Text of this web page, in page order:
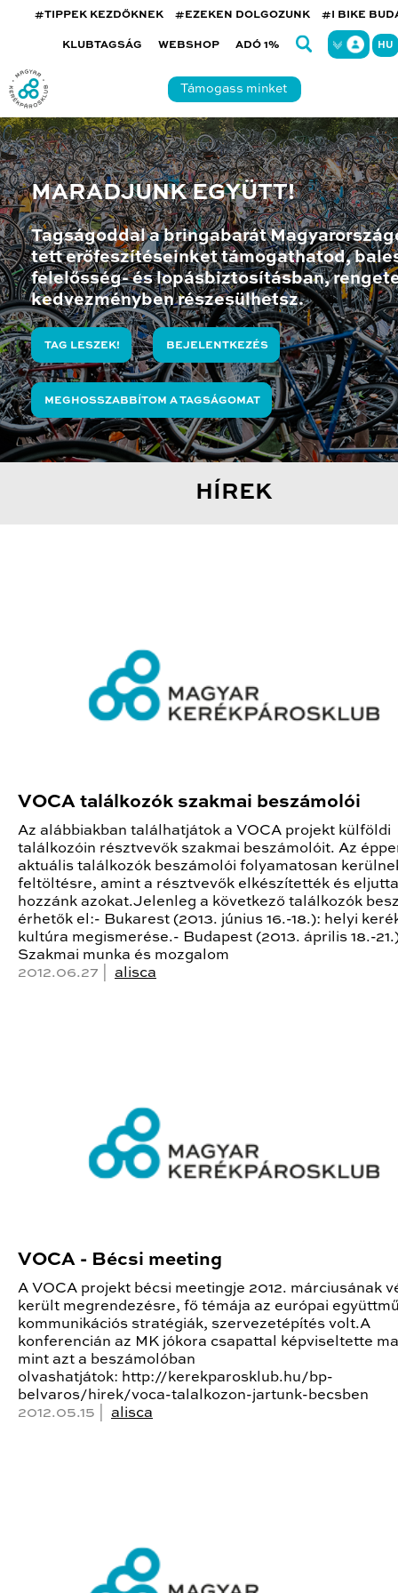
#TIPPEK KEZDŐKNEK #EZEKEN DOLGOZUNK #I BIKE
KLUBTAGSÁG WEBSHOP ADÓ 1% HU
Támogass minket
MARADJUNK EGYÜTT!
Tagságoddal a bringabarát
tett erőfeszítéseinket támogathatod,
felelősség- és lopásbiztosításban,
kedvezményben részesülhetsz.
TAG LESZEK! BEJELENTKEZÉS
MEGHOSSZABBÍTOM A TAGSÁGOMAT
HÍREK
VOCA találkozók szakmai beszámolói
Az alábbiakban találhatjátok a VOCA projekt külföldi
találkozóin résztvevők szakmai beszámolóit. Az
aktuális találkozók beszámolói folyamatosan
feltöltésre, amint a résztvevők elkészítették és
hozzánk azokat.Jelenleg a következő találkozók
érhetők el:- Bukarest (2013. június 16.-18.): helyi
kultúra megismerése.- Budapest (2013. április 18.-
Szakmai munka és mozgalom
2012.06.27 | alisca
VOCA - Bécsi meeting
A VOCA projekt bécsi meetingje 2012. márciusának
került megrendezésre, fő témája az európai
kommunikációs stratégiák, szervezetépítés volt.A
konferencián az MK jókora csapattal képviseltette
mint azt a beszámolóban
olvashatjátok: http://kerekparosklub.hu/bp-
belvaros/hirek/voca-talalkozon-jartunk-becsben
2012.05.15 | alisca